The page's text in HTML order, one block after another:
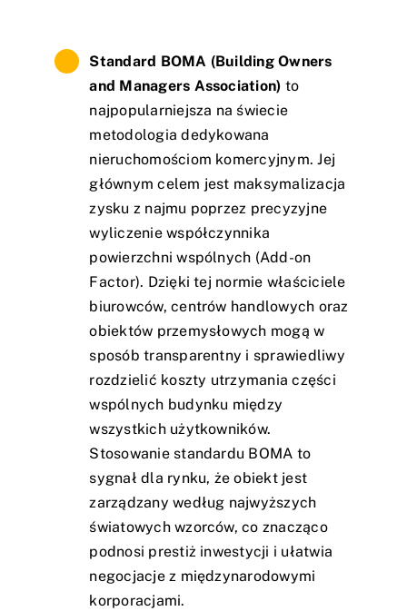
Standard BOMA (Building Owners
and Managers Association) to
najpopularniejsza na świecie
metodologia dedykowana
nieruchomościom komercyjnym. Jej
głównym celem jest maksymalizacja
zysku z najmu poprzez precyzyjne
wyliczenie współczynnika
powierzchni wspólnych (Add-on
Factor). Dzięki tej normie właściciele
biurowców, centrów handlowych oraz
obiektów przemysłowych mogą w
sposób transparentny i sprawiedliwy
rozdzielić koszty utrzymania części
wspólnych budynku między
wszystkich użytkowników.
Stosowanie standardu BOMA to
sygnał dla rynku, że obiekt jest
zarządzany według najwyższych
światowych wzorców, co znacząco
podnosi prestiż inwestycji i ułatwia
negocjacje z międzynarodowymi
korporacjami.